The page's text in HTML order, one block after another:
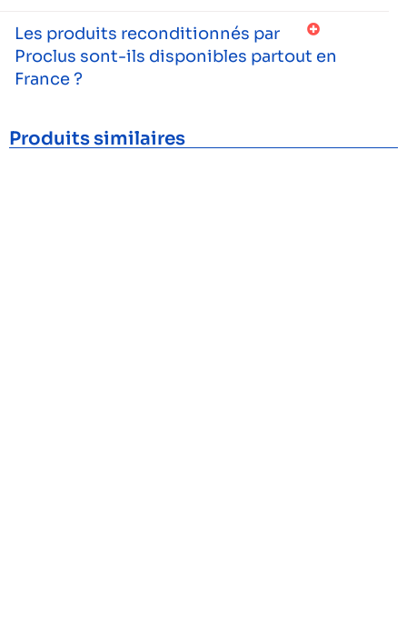
Les produits reconditionnés par
Proclus sont-ils disponibles partout en
France ?
Produits similaires